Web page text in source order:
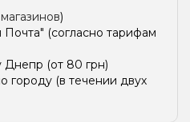
)
(согласно тарифам
Днепр (от 80 грн)
городу (в течении двух